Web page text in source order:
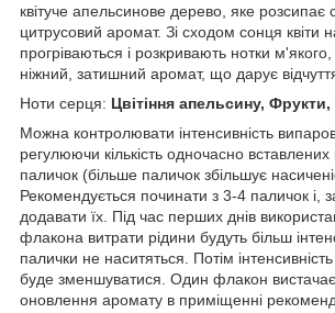
квітуче апельсинове дерево, яке розсипає
цитрусовий аромат. Зі сходом сонця квіти
прогріваються і розкривають нотки
ніжний, затишний аромат, що дарує
Ноти серця: Цвітіння апельсину,
Можна контролювати інтенсивність
регулюючи кількість одночасно
паличок (більше паличок збільшує
Рекомендується починати з 3-4 паличок і,
додавати їх. Під час перших днів
флакона витрати рідини будуть більш
палички не наситяться. Потім
буде зменшуватися. Один флакон
оновлення аромату в приміщенні